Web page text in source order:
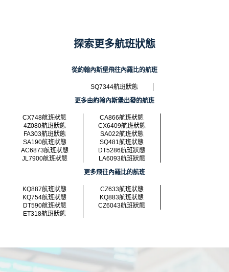
探索更多航班狀態
從約翰內斯堡飛往內羅比的航班
SQ7344航班狀態
更多由約翰內斯堡出發的航班
CX748航班狀態
CA866航班狀態
4Z080航班狀態
CX6409航班狀態
FA303航班狀態
SA022航班狀態
SA190航班狀態
SQ481航班狀態
AC6873航班狀態
DT5286航班狀態
JL7900航班狀態
LA6093航班狀態
更多飛往內羅比的航班
KQ887航班狀態
CZ633航班狀態
KQ754航班狀態
KQ883航班狀態
DT590航班狀態
CZ6043航班狀態
ET318航班狀態